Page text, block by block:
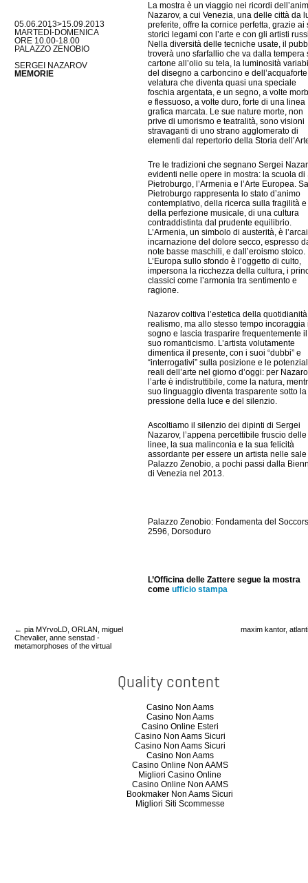
05.06.2013>15.09.2013
MARTEDÌ-DOMENICA
ORE 10.00-18.00
PALAZZO ZENOBIO
SERGEI NAZAROV
MEMORIE
La mostra è un viaggio nei ricordi
Nazarov, a cui Venezia, una delle città da
preferite, offre la cornice perfetta, grazie ai
storici legami con l’arte e con gli artisti
Nella diversità delle tecniche usate, il
troverà uno sfarfallio che va dalla tempera
cartone all’olio su tela, la luminosità
del disegno a carboncino e
velatura che diventa quasi una speciale
foschia argentata, e un segno, a volte
e flessuoso, a volte duro, forte di una linea
grafica marcata. Le sue nature morte, non
prive di umorismo e teatralità, sono visioni
stravaganti di uno strano agglomerato di
elementi dal repertorio della Storia
Tre le tradizioni che segnano Sergei
evidenti nelle opere in mostra: la scuola di
Pietroburgo, l’Armenia e l’Arte Europea.
Pietroburgo rappresenta lo stato d’animo
contemplativo, della ricerca sulla fragilità e
della perfezione musicale, di una cultura
contraddistinta dal prudente equilibrio.
L’Armenia, un simbolo di austerità, è
incarnazione del dolore secco, espresso
note basse maschili, e dall’eroismo stoico.
L’Europa sullo sfondo è l’oggetto di culto,
impersona la ricchezza della cultura, i
classici come l’armonia tra sentimento e
ragione.
Nazarov coltiva l’estetica della
realismo, ma allo stesso tempo incoraggia
sogno e lascia trasparire frequentemente il
suo romanticismo. L’artista volutamente
dimentica il presente, con i suoi “dubbi” e
“interrogativi” sulla posizione e le
reali dell’arte nel giorno d’oggi: per
l’arte è indistruttibile, come la natura,
suo linguaggio diventa trasparente sotto la
pressione della luce e del silenzio.
Ascoltiamo il silenzio dei dipinti di Sergei
Nazarov, l’appena percettibile fruscio
linee, la sua malinconia e la sua felicità
assordante per essere un artista nelle
Palazzo Zenobio, a pochi passi dalla
di Venezia nel 2013.
Palazzo Zenobio: Fondamenta del
2596, Dorsoduro
L’Officina delle Zattere segue la mostra
come ufficio stampa
← pia MYrvoLD, ORLAN, miguel
Chevalier, anne senstad -
metamorphoses of the virtual
maxim kantor,
Quality content
Casino Non Aams
Casino Non Aams
Casino Online Esteri
Casino Non Aams Sicuri
Casino Non Aams Sicuri
Casino Non Aams
Casino Online Non AAMS
Migliori Casino Online
Casino Online Non AAMS
Bookmaker Non Aams Sicuri
Migliori Siti Scommesse